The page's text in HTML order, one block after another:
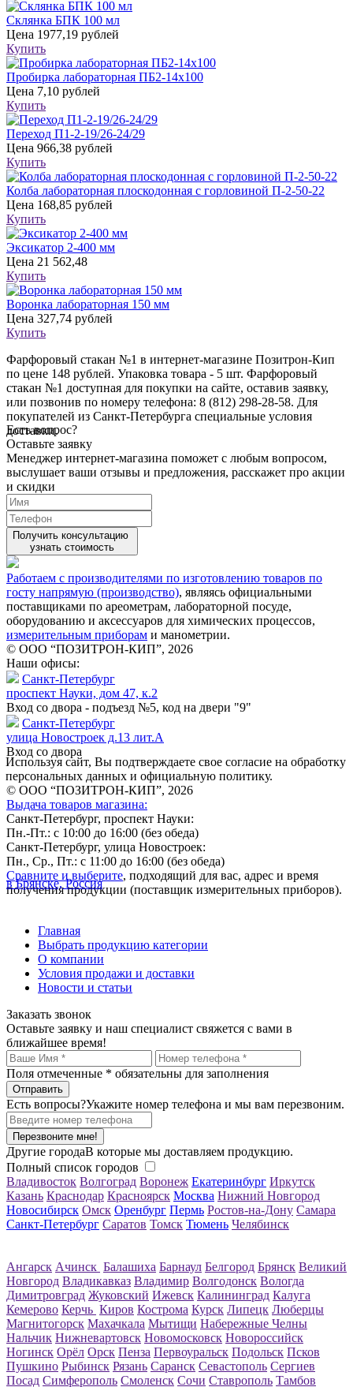
Склянка БПК 100 мл
Цена 1977,19 рублей
Купить
Пробирка лабораторная ПБ2-14х100
Цена 7,10 рублей
Купить
Переход П1-2-19/26-24/29
Цена 966,38 рублей
Купить
Колба лабораторная плоскодонная с горловиной П-2-50-22
Цена 168,85 рублей
Купить
Эксикатор 2-400 мм
Цена 21 562,48
Купить
Воронка лабораторная 150 мм
Цена 327,74 рублей
Купить
Фарфоровый стакан №1 в интернет-магазине Позитрон-Кип
по цене 148 рублей. Упаковка товара - 5 шт. Фарфоровый
стакан №1 доступная для покупки на сайте, оставив заявку,
или позвонив по номеру телефона: 8 (812) 298-28-58. Для
покупателей из Санкт-Петербурга специальные условия
доставки.
Есть вопрос?
Оставьте заявку
Менеджер интернет-магазина поможет с любым вопросом,
выслушает ваши отзывы и предложения, расскажет про акции
и скидки
Получить консультацию
узнать стоимость
Работаем с производителями по изготовлению товаров по
госту напрямую (производство), являясь официальными
поставщиками по ареометрам, лабораторной посуде,
оборудованию и аксессуаров для химических процессов,
измерительным приборам и манометрии.
© ООО “ПОЗИТРОН-КИП”, 2026
Наши офисы:
Санкт-Петербург
проспект Науки, дом 47, к.2
Вход со двора - подъезд №5, код на двери "9"
Санкт-Петербург
улица Новостроек д.13 лит.А
Вход со двора
Используя сайт, Вы подтверждаете свое согласие на обработку
персональных данных и официальную политику.
© ООО “ПОЗИТРОН-КИП”, 2026
Выдача товаров магазина:
Санкт-Петербург, проспект Науки:
Пн.-Пт.: с 10:00 до 16:00 (без обеда)
Санкт-Петербург, улица Новостроек:
Пн., Ср., Пт.: с 11:00 до 16:00 (без обеда)
Сравните и выберите, подходящий для вас, адрес и время
получения продукции (поставщик измерительных приборов).
в Брянске, Россия
Главная
Выбрать продукцию категории
О компании
Условия продажи и доставки
Новости и статьи
Заказать звонок
Оставьте заявку и наш специалист свяжется с вами в
ближайшее время!
Поля отмеченные * обязательны для заполнения
Есть вопросы?Укажите номер телефона и мы вам перезвоним.
Перезвоните мне!
Другие городаВ которые мы доставляем продукцию.
Полный список городов
Владивосток Волгоград Воронеж Екатеринбург Иркутск
Казань Краснодар Красноярск Москва Нижний Новгород
Новосибирск Омск Оренбург Пермь Ростов-на-Дону Самара
Санкт-Петербург Саратов Томск Тюмень Челябинск
Ангарск Ачинск Балашиха Барнаул Белгород Брянск Великий
Новгород Владикавказ Владимир Волгодонск Вологда
Димитровград Жуковский Ижевск Калининград Калуга
Кемерово Керчь Киров Кострома Курск Липецк Люберцы
Магнитогорск Махачкала Мытищи Набережные Челны
Нальчик Нижневартовск Новомосковск Новороссийск
Ногинск Орёл Орск Пенза Первоуральск Подольск Псков
Пушкино Рыбинск Рязань Саранск Севастополь Сергиев
Посад Симферополь Смоленск Сочи Ставрополь Тамбов